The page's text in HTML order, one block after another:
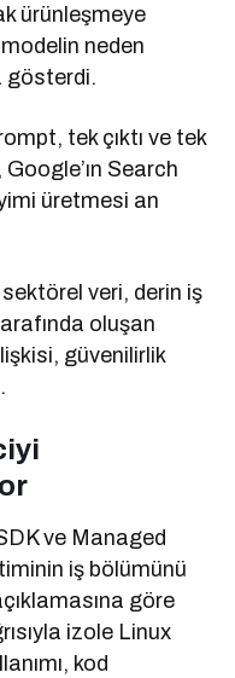
ürünleşmeye
neden
gösterdi.
tek çıktı ve tek
Search
üretmesi an
veri, derin iş
oluşan
güvenilirlik
ve Managed
iş bölümünü
göre
izole Linux
kod